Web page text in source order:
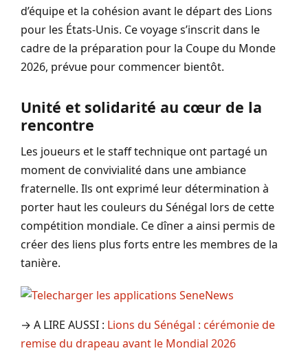
d’équipe et la cohésion avant le départ des Lions
pour les États-Unis. Ce voyage s’inscrit dans le
cadre de la préparation pour la Coupe du Monde
2026, prévue pour commencer bientôt.
Unité et solidarité au cœur de la
rencontre
Les joueurs et le staff technique ont partagé un
moment de convivialité dans une ambiance
fraternelle. Ils ont exprimé leur détermination à
porter haut les couleurs du Sénégal lors de cette
compétition mondiale. Ce dîner a ainsi permis de
créer des liens plus forts entre les membres de la
tanière.
→ A LIRE AUSSI : Lions du Sénégal : cérémonie de
remise du drapeau avant le Mondial 2026